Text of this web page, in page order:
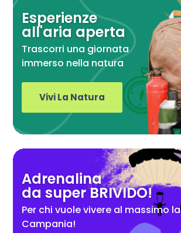
Esperienze
all'aria aperta
Trascorri una giornata
immerso nella natura
Vivi La Natura
Adrenalina
da super BRIVIDO!
Per chi vuole vivere al massimo la
Campania!